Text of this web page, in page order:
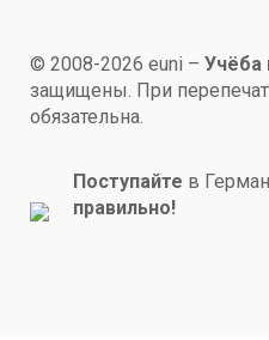
© 2008-2026 euni – Учёба
защищены. При
обязательна.
Поступайте в
правильно!